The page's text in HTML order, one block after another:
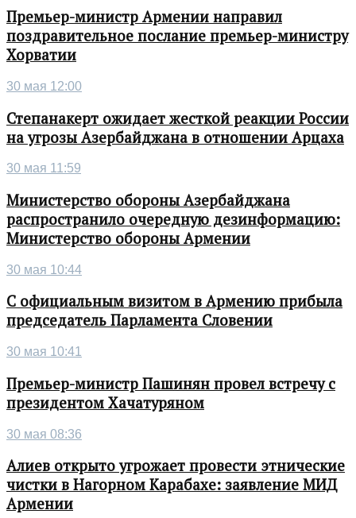
Премьер-министр Армении направил
поздравительное послание премьер-министру
Хорватии
30 мая 12:00
Степанакерт ожидает жесткой реакции России
на угрозы Азербайджана в отношении Арцаха
30 мая 11:59
Министерство обороны Азербайджана
распространило очередную дезинформацию:
Министерство обороны Армении
30 мая 10:44
С официальным визитом в Армению прибыла
председатель Парламента Словении
30 мая 10:41
Премьер-министр Пашинян провел встречу с
президентом Хачатуряном
30 мая 08:36
Алиев открыто угрожает провести этнические
чистки в Нагорном Карабахе: заявление МИД
Армении